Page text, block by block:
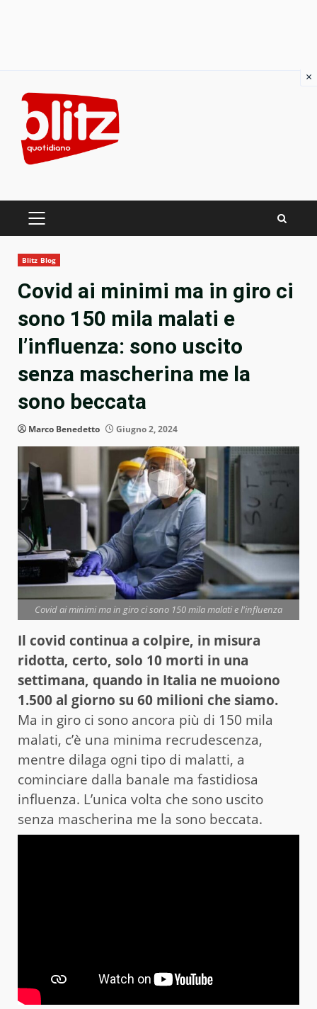
content
PRIMARY
Blitz Blog
Covid ai minimi ma in giro ci
sono 150 mila malati e
l’influenza: sono uscito
senza mascherina me la
sono beccata
Marco Benedetto Giugno 2, 2024
Covid ai minimi ma in giro ci sono 150 mila malati e l'influenza
Il covid continua a colpire, in misura
ridotta, certo, solo 10 morti in una
settimana, quando in Italia ne muoiono
1.500 al giorno su 60 milioni che siamo.
Ma in giro ci sono ancora più di 150 mila
malati, c’è una minima recrudescenza,
mentre dilaga ogni tipo di malatti, a
cominciare dalla banale ma fastidiosa
influenza. L’unica volta che sono uscito
senza mascherina me la sono beccata.
×